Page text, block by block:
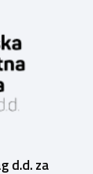
d.d. za